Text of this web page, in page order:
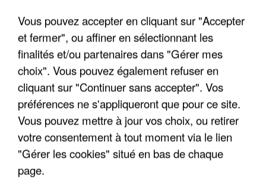
UN SECOND CADRE DE LA DZ MAFIA
INTERPELLÉ EN ALGÉRIE
Vous pouvez accepter en cliquant sur "Accepter
et fermer", ou affiner en sélectionnant les
finalités et/ou partenaires dans "Gérer mes
choix". Vous pouvez également refuser en
cliquant sur "Continuer sans accepter". Vos
préférences ne s'appliqueront que pour ce site.
Vous pouvez mettre à jour vos choix, ou retirer
votre consentement à tout moment via le lien
"Gérer les cookies" situé en bas de chaque
page.